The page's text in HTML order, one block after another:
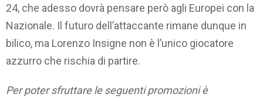
24, che adesso dovrà pensare però agli Europei con la
Nazionale. Il futuro dell’attaccante rimane dunque in
bilico, ma Lorenzo Insigne non è l’unico giocatore
azzurro che rischia di partire.
Per poter sfruttare le seguenti promozioni è